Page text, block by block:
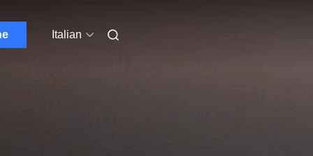
Italian